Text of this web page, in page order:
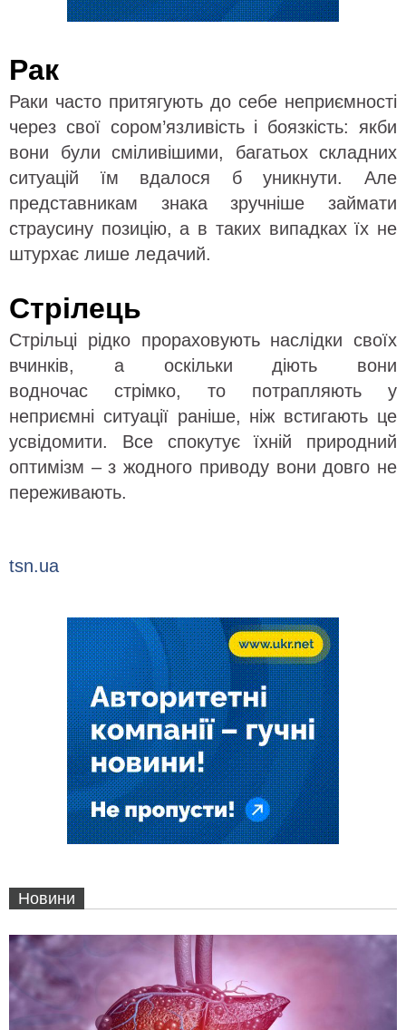
Рак
Раки часто притягують до себе неприємності
через свої сором’язливість і боязкість: якби
вони були сміливішими, багатьох складних
ситуацій їм вдалося б уникнути. Але
представникам знака зручніше займати
страусину позицію, а в таких випадках їх не
штурхає лише ледачий.
Стрілець
Стрільці рідко прораховують наслідки своїх
вчинків, а оскільки діють вони
водночас стрімко, то потрапляють у
неприємні ситуації раніше, ніж встигають це
усвідомити. Все спокутує їхній природний
оптимізм – з жодного приводу вони довго не
переживають.
tsn.ua
Новини